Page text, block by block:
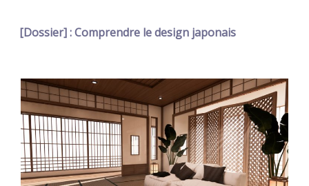
[Dossier] : Comprendre le design japonais